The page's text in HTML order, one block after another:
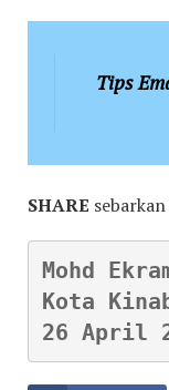
Tips
SHARE
Mohd
Kota
26 April